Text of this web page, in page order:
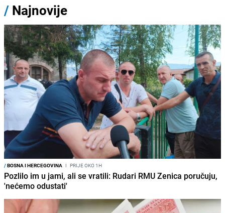
/ Najnovije
/BOSNA I HERCEGOVINA I PRIJE OKO 1H
Pozlilo im u jami, ali se vratili: Rudari RMU Zenica poručuju,
'nećemo odustati'